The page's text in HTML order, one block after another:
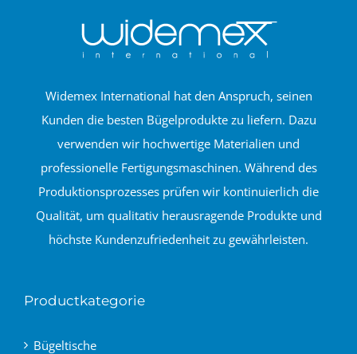
Widemex International hat den Anspruch, seinen
Kunden die besten Bügelprodukte zu liefern. Dazu
verwenden wir hochwertige Materialien und
professionelle Fertigungsmaschinen. Während des
Produktionsprozesses prüfen wir kontinuierlich die
Qualität, um qualitativ herausragende Produkte und
höchste Kundenzufriedenheit zu gewährleisten.
Productkategorie
Bügeltische